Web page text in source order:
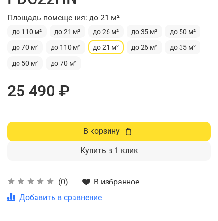
Площадь помещения: до 21 м²
до 110 м² до 21 м² до 26 м² до 35 м² до 50 м²
до 70 м² до 110 м² до 21 м² до 26 м² до 35 м²
до 50 м² до 70 м²
(0)
В избранное
Добавить в сравнение
25 490 ₽
В корзину
Купить в 1 клик